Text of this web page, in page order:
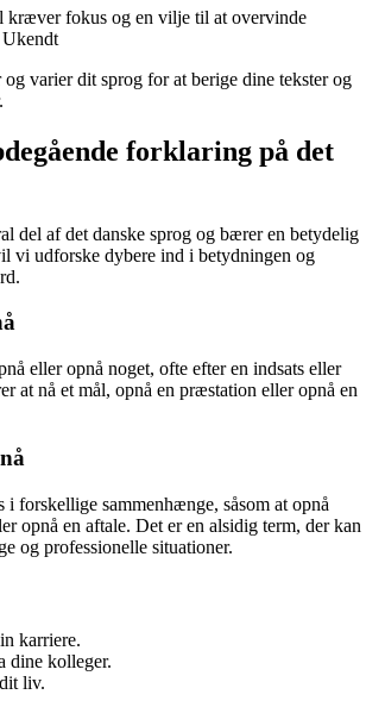
kræver fokus og en vilje til at overvinde
varier dit sprog for at berige dine tekster og
forklaring på det
del af det danske sprog og bærer en betydelig
vi udforske dybere ind i betydningen og
eller opnå noget, ofte efter en indsats eller
at nå et mål, opnå en præstation eller opnå en
i forskellige sammenhænge, såsom at opnå
opnå en aftale. Det er en alsidig term, der kan
og professionelle situationer.
karriere.
dine kolleger.
liv.